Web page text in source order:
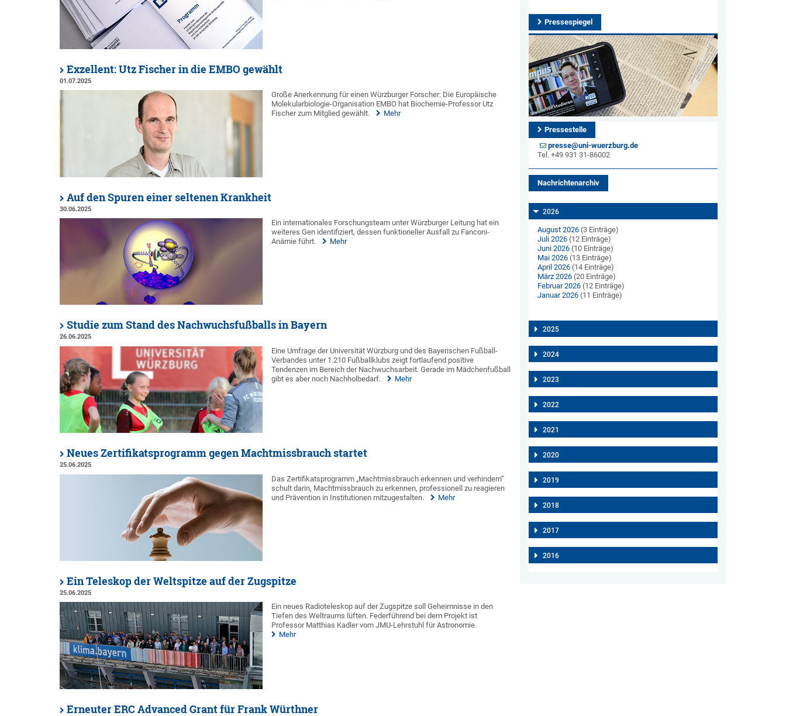
Exzellent: Utz Fischer in die EMBO gewählt
01.07.2025
Große Anerkennung für einen Würzburger Forscher: Die Europäische
Molekularbiologie-Organisation EMBO hat Biochemie-Professor Utz
Fischer zum Mitglied gewählt.
Mehr
Auf den Spuren einer seltenen Krankheit
30.06.2025
Ein internationales Forschungsteam unter Würzburger Leitung hat ein
weiteres Gen identifiziert, dessen funktioneller Ausfall zu Fanconi-
Anämie führt.
Mehr
Studie zum Stand des Nachwuchsfußballs in Bayern
26.06.2025
Eine Umfrage der Universität Würzburg und des Bayerischen Fußball-
Verbandes unter 1.210 Fußballklubs zeigt fortlaufend positive
Tendenzen im Bereich der Nachwuchsarbeit. Gerade im Mädchenfußball
gibt es aber noch Nachholbedarf.
Mehr
Neues Zertifikatsprogramm gegen Machtmissbrauch startet
25.06.2025
Das Zertifikatsprogramm „Machtmissbrauch erkennen und verhindern“
schult darin, Machtmissbrauch zu erkennen, professionell zu reagieren
und Prävention in Institutionen mitzugestalten.
Mehr
Ein Teleskop der Weltspitze auf der Zugspitze
25.06.2025
Ein neues Radioteleskop auf der Zugspitze soll Geheimnisse in den
Tiefen des Weltraums lüften. Federführend bei dem Projekt ist
Professor Matthias Kadler vom JMU-Lehrstuhl für Astronomie.
Mehr
Erneuter ERC Advanced Grant für Frank Würthner
Pressespiegel
Pressestelle
presse@uni-wuerzburg.de
Tel. +49 931 31-86002
Nachrichtenarchiv
2026
August 2026(3 Einträge)
Juli 2026(12 Einträge)
Juni 2026(10 Einträge)
Mai 2026(13 Einträge)
April 2026(14 Einträge)
März 2026(20 Einträge)
Februar 2026(12 Einträge)
Januar 2026(11 Einträge)
2025
2024
2023
2022
2021
2020
2019
2018
2017
2016